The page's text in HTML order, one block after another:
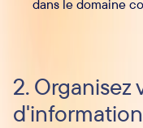
dans le domaine
2. Organisez
d'information